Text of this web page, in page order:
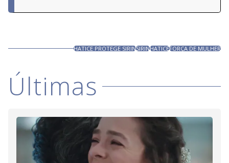
HATICE PROTEGE SIRINSIRINHATICEFORÇA DE MULHER
Últimas